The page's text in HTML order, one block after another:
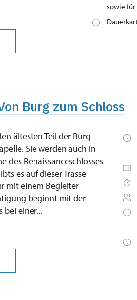
sowie
Burg zum Schloss
ältesten Teil der Burg
Sie werden auch in
des Renaissanceschlosses
es auf dieser Trasse
mit einem Begleiter
beginnt mit der
bei einer...